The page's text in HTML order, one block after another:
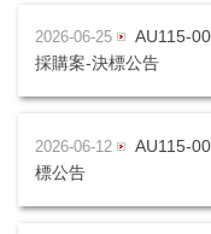
2026-06-25
AU115-
採購案-決標公告
2026-06-12
AU115-
標公告